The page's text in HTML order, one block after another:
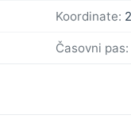
Koordinate:
Časovni pas: